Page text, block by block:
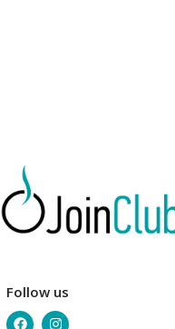
Follow us